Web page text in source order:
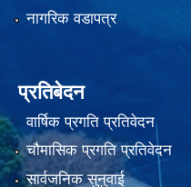
नागरिक वडापत्र
प्रतिबेदन
वार्षिक प्रगति प्रतिवेदन
चौमासिक प्रगति प्रतिवेदन
सार्वजनिक सुनुवाई